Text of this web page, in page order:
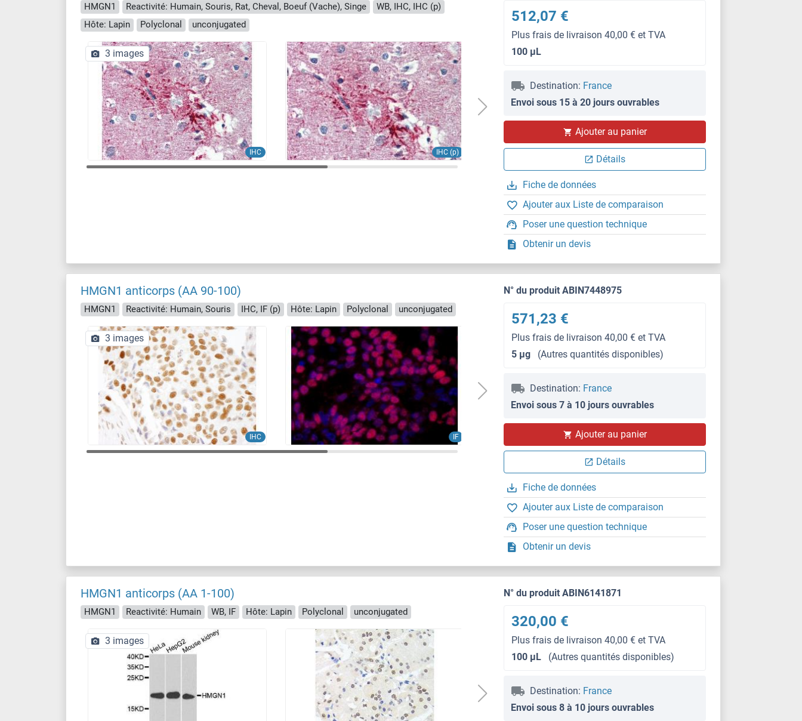
HMGN1 Reactivité: Humain, Souris, Rat, Cheval, Boeuf (Vache), Singe
WB, IHC, IHC (p)
Hôte: Lapin
Polyclonal unconjugated
IHC IHC (p)
IHC (p)
3 images
512,07 €
Plus frais de livraison 40,00 € et TVA
100 μL
Destination: France
Envoi sous 15 à 20 jours ouvrables
Ajouter au panier
Détails
Fiche de données
Ajouter aux Liste de comparaison
Poser une question technique
Obtenir un devis
HMGN1 anticorps (AA 90-100)
HMGN1 Reactivité: Humain, Souris IHC, IF (p) Hôte: Lapin Polyclonal unconjugated
IHC IF
IHC
3 images
N° du produit ABIN7448975
571,23 €
Plus frais de livraison 40,00 € et TVA
5 μg
(Autres quantités disponibles)
Destination: France
Envoi sous 7 à 10 jours ouvrables
Ajouter au panier
Détails
Fiche de données
Ajouter aux Liste de comparaison
Poser une question technique
Obtenir un devis
HMGN1 anticorps (AA 1-100)
HMGN1 Reactivité: Humain WB, IF Hôte: Lapin Polyclonal unconjugated
3 images
N° du produit ABIN6141871
320,00 €
Plus frais de livraison 40,00 € et TVA
100 μL
(Autres quantités disponibles)
Destination: France
Envoi sous 8 à 10 jours ouvrables